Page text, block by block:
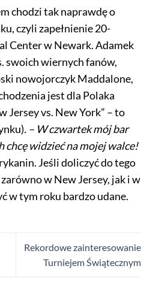
chodzi tak naprawdę o
czyli zapełnienie 20-
Center w Newark. Adamek
swoich wiernych fanów,
nowojorczyk Maddalone,
jest dla Polaka
Jersey vs. New York” – to
. – W czwartek mój bar
chcę widzieć na mojej walce!
Jeśli doliczyć do tego
w New Jersey, jak i w
w tym roku bardzo udane.
Rekordowe zainteresowanie
Turniejem Świątecznym